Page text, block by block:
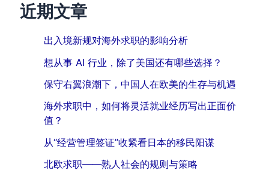
近期文章
出入境新规对海外求职的影响分析
想从事 AI 行业，除了美国还有哪些选择？
保守右翼浪潮下，中国人在欧美的生存与机遇
海外求职中，如何将灵活就业经历写出正面价
值？
从“经营管理签证”收紧看日本的移民阳谋
北欧求职——熟人社会的规则与策略